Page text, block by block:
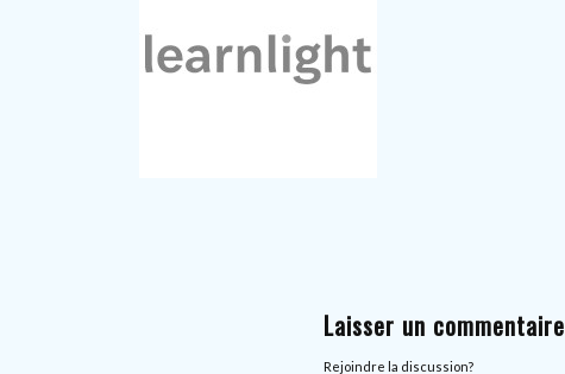
Laisser un commentaire
Rejoindre la discussion?